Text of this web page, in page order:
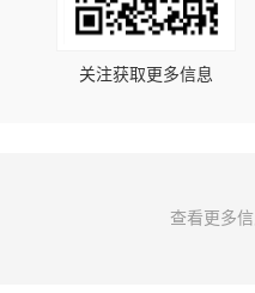
关注获取更多信息
查看更多